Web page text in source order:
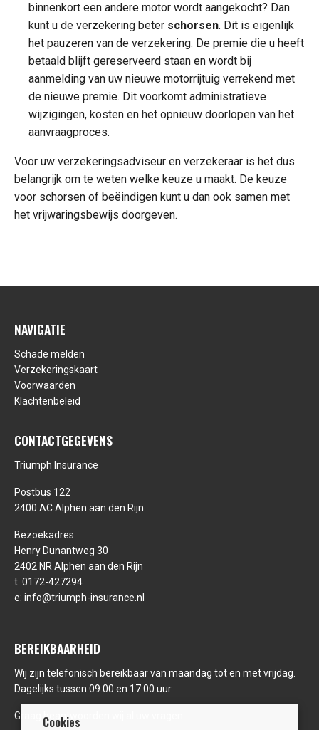
binnenkort een andere motor wordt aangekocht? Dan
kunt u de verzekering beter schorsen. Dit is eigenlijk
het pauzeren van de verzekering. De premie die u heeft
betaald blijft gereserveerd staan en wordt bij
aanmelding van uw nieuwe motorrijtuig verrekend met
de nieuwe premie. Dit voorkomt administratieve
wijzigingen, kosten en het opnieuw doorlopen van het
aanvraagproces.
Voor uw verzekeringsadviseur en verzekeraar is het dus
belangrijk om te weten welke keuze u maakt. De keuze
voor schorsen of beëindigen kunt u dan ook samen met
het vrijwaringsbewijs doorgeven.
NAVIGATIE
Schade melden
Verzekeringskaart
Voorwaarden
Klachtenbeleid
CONTACTGEGEVENS
Triumph Insurance
Postbus 122
2400 AC Alphen aan den Rijn
Bezoekadres
Henry Dunantweg 30
2402 NR Alphen aan den Rijn
t: 0172-427294
e: info@triumph-insurance.nl
BEREIKBAARHEID
Wij zijn telefonisch bereikbaar van maandag tot en met vrijdag.
Dagelijks tussen 09:00 en 17:00 uur.
Graag beantwoorden wij al uw vragen
Cookies